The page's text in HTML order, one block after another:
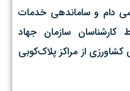
دام و ساماندهی خدمات
کارشناسان سازمان جهاد
از مراکز پلاک‌کوبی